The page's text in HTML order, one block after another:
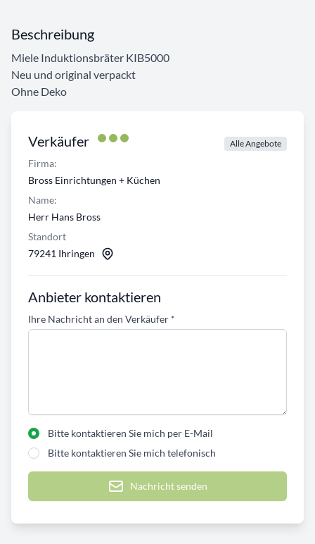
Verkäufer Alle Angebote
Firma:
Bross Einrichtungen + Küchen
Name:
Herr Hans Bross
Standort
79241 Ihringen
Anbieter kontaktieren
Ihre Nachricht an den Verkäufer *
Bitte kontaktieren Sie mich per E-Mail
Bitte kontaktieren Sie mich telefonisch
Nachricht senden
Beschreibung
Miele Induktionsbräter KIB5000
Neu und original verpackt
Ohne Deko